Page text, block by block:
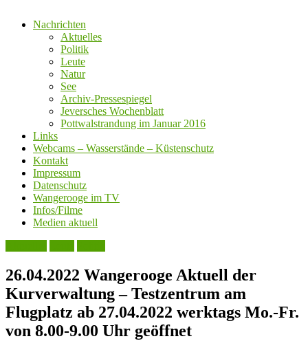
Nachrichten
Aktuelles
Politik
Leute
Natur
See
Archiv-Pressespiegel
Jeversches Wochenblatt
Pottwalstrandung im Januar 2016
Links
Webcams – Wasserstände – Küstenschutz
Kontakt
Impressum
Datenschutz
Wangerooge im TV
Infos/Filme
Medien aktuell
26.04.2022 Wangerooge Aktuell der
Kurverwaltung – Testzentrum am
Flugplatz ab 27.04.2022 werktags Mo.-Fr.
von 8.00-9.00 Uhr geöffnet